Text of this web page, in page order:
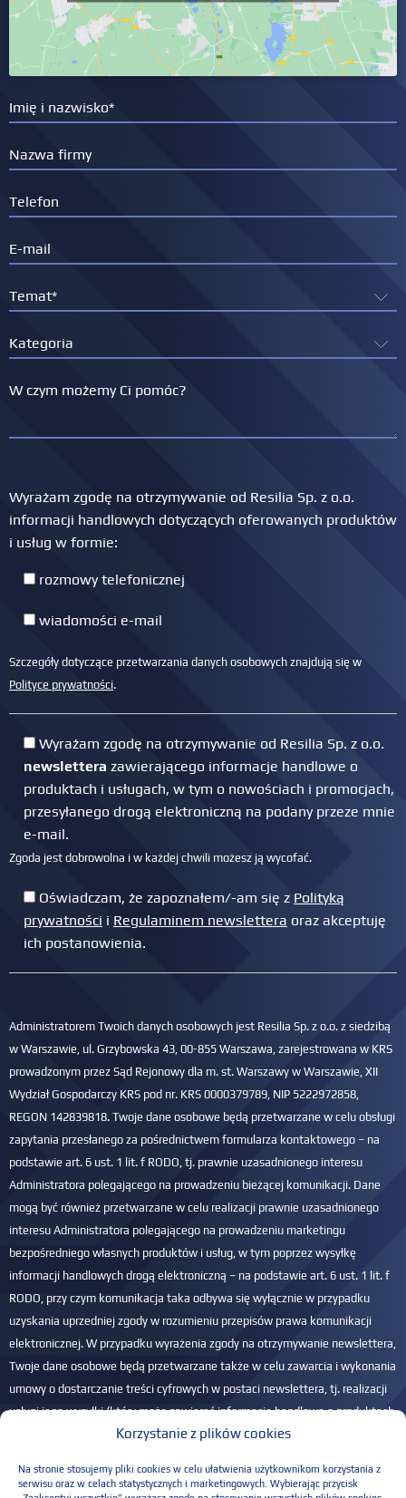
Korzystanie z plików cookies
Na stronie stosujemy pliki cookies w celu ułatwienia użytkownikom korzystania z
serwisu oraz w celach statystycznych i marketingowych. Wybierając przycisk
Wyrażam zgodę na otrzymywanie od Resilia Sp. z o.o.
informacji handlowych dotyczących oferowanych produktów
i usług w formie:
rozmowy telefonicznej
wiadomości e-mail
Szczegóły dotyczące przetwarzania danych osobowych znajdują się w
Polityce prywatności.
Wyrażam zgodę na otrzymywanie od Resilia Sp. z o.o.
newslettera zawierającego informacje handlowe o
produktach i usługach, w tym o nowościach i promocjach,
przesyłanego drogą elektroniczną na podany przeze mnie
e-mail.
Zgoda jest dobrowolna i w każdej chwili możesz ją wycofać.
Oświadczam, że zapoznałem/-am się z Polityką
prywatności i Regulaminem newslettera oraz akceptuję
ich postanowienia.
Administratorem Twoich danych osobowych jest Resilia Sp. z o.o. z siedzibą
w Warszawie, ul. Grzybowska 43, 00-855 Warszawa, zarejestrowana w KRS
prowadzonym przez Sąd Rejonowy dla m. st. Warszawy w Warszawie, XII
Wydział Gospodarczy KRS pod nr. KRS 0000379789, NIP 5222972858,
REGON 142839818. Twoje dane osobowe będą przetwarzane w celu obsługi
zapytania przesłanego za pośrednictwem formularza kontaktowego – na
podstawie art. 6 ust. 1 lit. f RODO, tj. prawnie uzasadnionego interesu
Administratora polegającego na prowadzeniu bieżącej komunikacji. Dane
mogą być również przetwarzane w celu realizacji prawnie uzasadnionego
interesu Administratora polegającego na prowadzeniu marketingu
bezpośredniego własnych produktów i usług, w tym poprzez wysyłkę
informacji handlowych drogą elektroniczną – na podstawie art. 6 ust. 1 lit. f
RODO, przy czym komunikacja taka odbywa się wyłącznie w przypadku
uzyskania uprzedniej zgody w rozumieniu przepisów prawa komunikacji
elektronicznej. W przypadku wyrażenia zgody na otrzymywanie newslettera,
Twoje dane osobowe będą przetwarzane także w celu zawarcia i wykonania
umowy o dostarczanie treści cyfrowych w postaci newslettera, tj. realizacji
usługi jego wysyłki (który może zawierać informacje handlowe o produktach
i usługach Administratora) na podany adres e-mail – na podstawie art. 6 ust.
sprostowania, usunięcia, ograniczenia przetwarzania, przenoszenia danych